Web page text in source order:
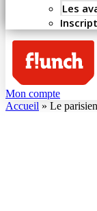
Les
Mon compte
Accueil » Le parisien